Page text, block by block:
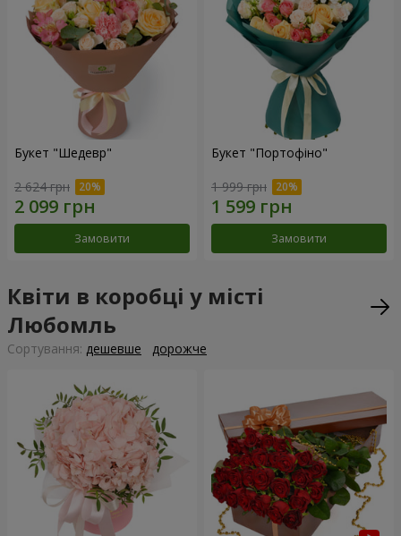
Букет "Шедевр"
2 624 грн
Замовити
Букет "Портофіно"
1 999 грн
Замовити
Квіти в коробці у місті
Любомль
Сортування: дешевше дорожче